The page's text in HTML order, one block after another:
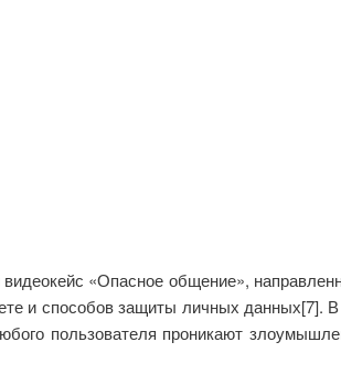
«Опасное общение»,
и способов защиты личных данных[7].
пользователя проникают